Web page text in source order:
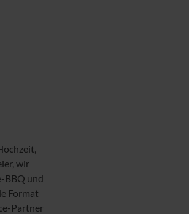
wir
BBQ und
Format
Partner